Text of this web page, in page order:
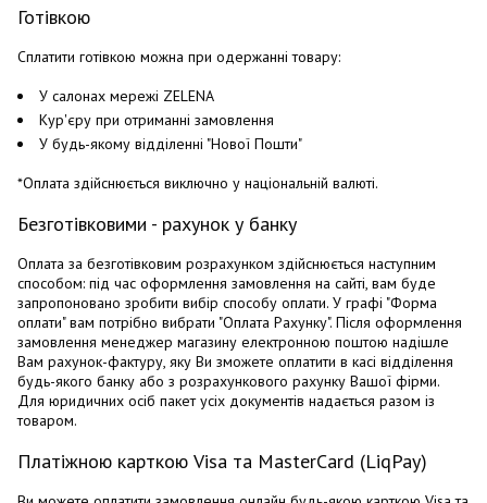
Готівкою
Сплатити готівкою можна при одержанні товару:
У салонах мережі ZELENA
Кур'єру при отриманні замовлення
У будь-якому відділенні "Нової Пошти"
*Оплата здійснюється виключно у національній валюті.
Безготівковими - рахунок у банку
Оплата за безготівковим розрахунком здійснюється наступним
способом: під час оформлення замовлення на сайті, вам буде
запропоновано зробити вибір способу оплати. У графі "Форма
оплати" вам потрібно вибрати "Оплата Рахунку". Після оформлення
замовлення менеджер магазину електронною поштою надішле
Вам рахунок-фактуру, яку Ви зможете оплатити в касі відділення
будь-якого банку або з розрахункового рахунку Вашої фірми.
Для юридичних осіб пакет усіх документів надається разом із
товаром.
Платіжною карткою Visa та MasterCard (LiqPay)